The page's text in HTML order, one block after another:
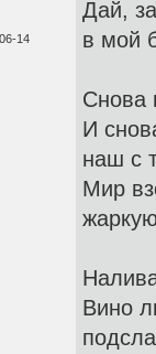
14
Дай,
в мой
Снова
И
наш с
Мир
Вино